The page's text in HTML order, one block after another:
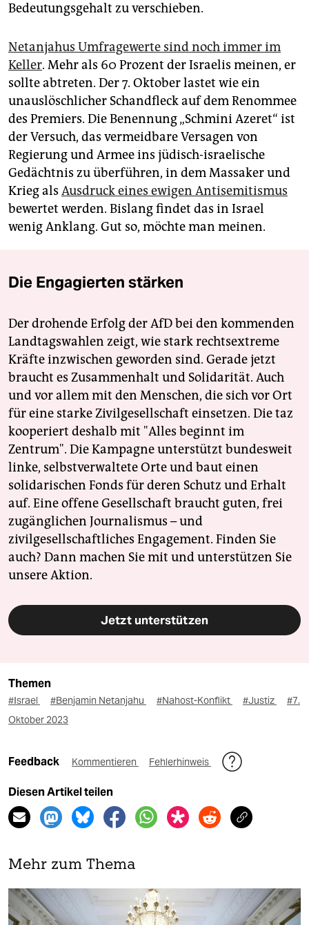
Bedeutungsgehalt zu verschieben.
Netanjahus Umfragewerte sind noch immer im
Keller. Mehr als 60 Prozent der Israelis meinen, er
sollte abtreten. Der 7. Oktober lastet wie ein
unauslöschlicher Schandfleck auf dem Renommee
des Premiers. Die Benennung „Schmini Azeret“ ist
der Versuch, das vermeidbare Versagen von
Regierung und Armee ins jüdisch-israelische
Gedächtnis zu überführen, in dem Massaker und
Krieg als Ausdruck eines ewigen Antisemitismus
bewertet werden. Bislang findet das in Israel
wenig Anklang. Gut so, möchte man meinen.
Die Engagierten stärken
Der drohende Erfolg der AfD bei den kommenden
Landtagswahlen zeigt, wie stark rechtsextreme
Kräfte inzwischen geworden sind. Gerade jetzt
braucht es Zusammenhalt und Solidarität. Auch
und vor allem mit den Menschen, die sich vor Ort
für eine starke Zivilgesellschaft einsetzen. Die taz
kooperiert deshalb mit "Alles beginnt im
Zentrum". Die Kampagne unterstützt bundesweit
linke, selbstverwaltete Orte und baut einen
solidarischen Fonds für deren Schutz und Erhalt
auf. Eine offene Gesellschaft braucht guten, frei
zugänglichen Journalismus – und
zivilgesellschaftliches Engagement. Finden Sie
auch? Dann machen Sie mit und unterstützen Sie
unsere Aktion.
Jetzt unterstützen
Themen
#Israel #Benjamin Netanjahu #Nahost-Konflikt #Justiz
#7.
Oktober 2023
Feedback Kommentieren Fehlerhinweis
Diesen Artikel teilen
Mehr zum Thema